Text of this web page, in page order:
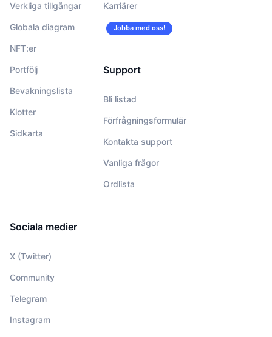
Verkliga tillgångar
Globala diagram
NFT:er
Portfölj
Bevakningslista
Klotter
Sidkarta
Karriärer
Jobba med oss!
Support
Bli listad
Förfrågningsformulär
Kontakta support
Vanliga frågor
Ordlista
Sociala medier
X (Twitter)
Community
Telegram
Instagram